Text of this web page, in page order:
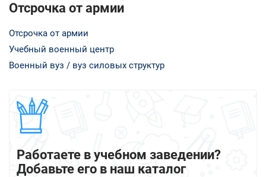
Отсрочка от армии
Отсрочка от армии
Учебный военный центр
Военный вуз / вуз силовых структур
Работаете в учебном заведении?
Добавьте его в наш каталог